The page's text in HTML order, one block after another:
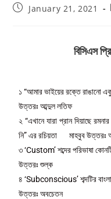
January 21, 2021
বিসিএস
১ “আমার ভাইয়ের রক্তে রাঙানো
উত্তরঃ আব্দুল লতিফ
২ “এখানে যারা প্রান দিয়াছে
নি” এর রচিয়তা মাহবুব উত্তরঃ
৩ ‘Custom’ শব্দের পরিভাষা
উত্তরঃ শুল্ক
৪ ‘Subconscious’ শব্দটির বাংলা
উত্তরঃ অবচেতন